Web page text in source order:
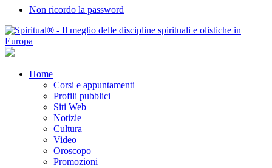
Non ricordo la password
Home
Corsi e appuntamenti
Profili pubblici
Siti Web
Notizie
Cultura
Video
Oroscopo
Promozioni